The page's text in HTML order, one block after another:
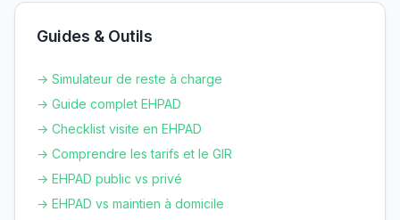
Guides & Outils
→ Simulateur de reste à charge
→ Guide complet EHPAD
→ Checklist visite en EHPAD
→ Comprendre les tarifs et le GIR
→ EHPAD public vs privé
→ EHPAD vs maintien à domicile